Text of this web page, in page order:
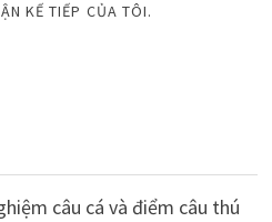
KẾ TIẾP CỦA TÔI.
câu cá và điểm câu thú